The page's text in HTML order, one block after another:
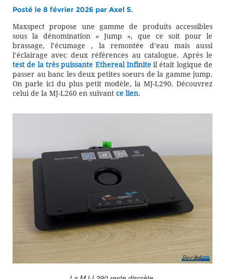
Posté le 8 février 2026 par Axel S.
Maxspect propose une gamme de produits accessibles
sous la dénomination « Jump », que ce soit pour le
brassage, l’écumage , la remontée d’eau mais aussi
l’éclairage avec deux références au catalogue. Après le
test de la très puissante Ethereal Infiniteil était logique de
passer au banc les deux petites soeurs de la gamme jump.
On parle ici du plus petit modèle, la MJ-L290. Découvrez
celui de la MJ-L260 en suivant ce lien.